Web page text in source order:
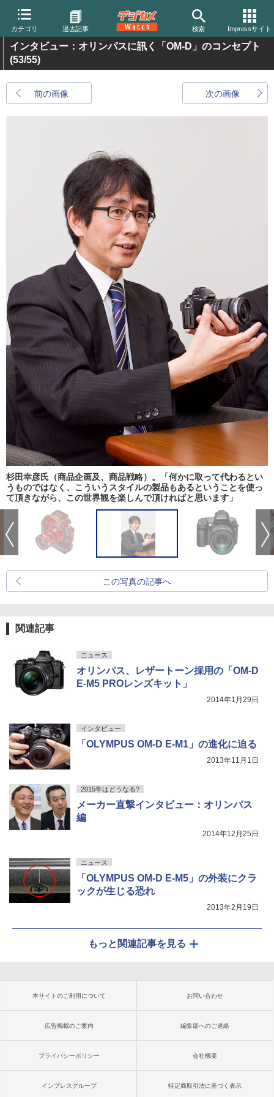
カテゴリ 過去記事 検索 Impressサイト
インタビュー：オリンパスに訊く「OM-D」のコンセプト
(53/55)
前の画像 次の画像
杉田幸彦氏（商品企画及、商品戦略）。「何かに取って代わるとい
うものではなく、こういうスタイルの製品もあるということを使っ
て頂きながら、この世界観を楽しんで頂ければと思います」
この写真の記事へ
関連記事
ニュース
オリンパス、レザートーン採用の「OM-D
E-M5 PROレンズキット」
2014年1月29日
インタビュー
「OLYMPUS OM-D E-M1」の進化に迫る
2013年11月1日
2015年はどうなる?
メーカー直撃インタビュー：オリンパス
編
2014年12月25日
ニュース
「OLYMPUS OM-D E-M5」の外装にクラ
ックが生じる恐れ
2013年2月19日
もっと関連記事を見る
本サイトのご利用について お問い合わせ
広告掲載のご案内 編集部へのご連絡
プライバシーポリシー 会社概要
インプレスグループ 特定商取引法に基づく表示